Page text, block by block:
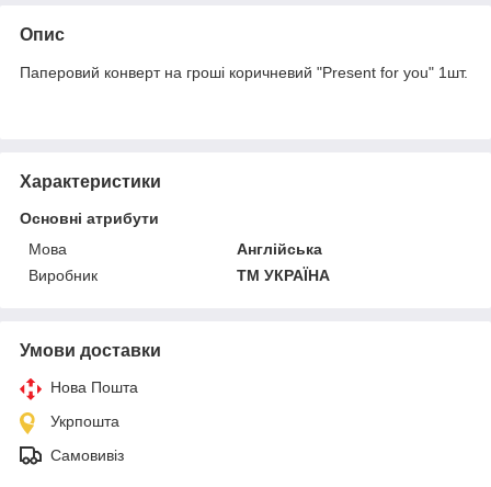
Опис
Паперовий конверт на гроші коричневий "Present for you" 1шт.
Характеристики
Основні атрибути
Мова
Англійська
Виробник
ТМ УКРАЇНА
Умови доставки
Нова Пошта
Укрпошта
Самовивіз